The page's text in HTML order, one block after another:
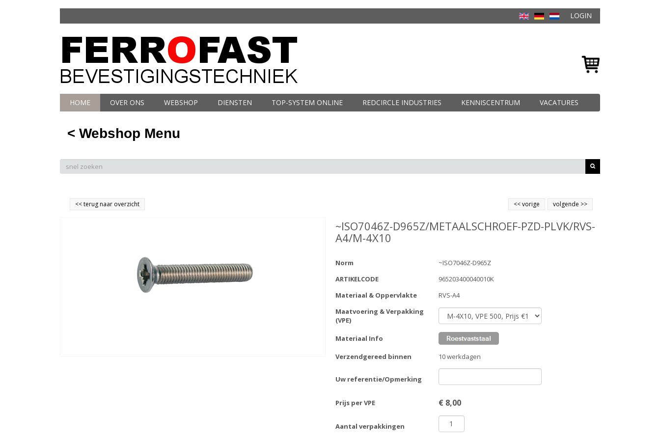
LOGIN
HOME OVER ONS WEBSHOP DIENSTEN TOP-SYSTEM ONLINE REDCIRCLE INDUSTRIES KENNISCENTRUM VACATURES
< Webshop Menu
<<terug naar overzicht volgende >>
<<vorige
~ISO7046Z-D965Z/METAALSCHROEF-PZD-PLVK/RVS-
A4/M-4X10
Norm
~ISO7046Z-D965Z
ARTIKELCODE
965203400040010K
Materiaal & Oppervlakte
RVS-A4
Maatvoering & Verpakking
(VPE)
Materiaal Info
Verzendgereed binnen 10 werkdagen
Uw referentie/Opmerking
Prijs per VPE € 8,00
Aantal verpakkingen